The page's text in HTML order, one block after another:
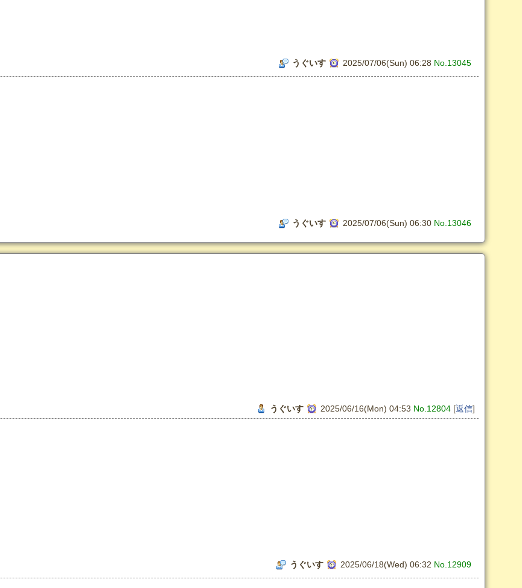
うぐいす 2025/07/06(Sun) 06:28 No.13045
うぐいす 2025/07/06(Sun) 06:30 No.13046
うぐいす 2025/06/16(Mon) 04:53 No.12804[返信]
うぐいす 2025/06/18(Wed) 06:32 No.12909